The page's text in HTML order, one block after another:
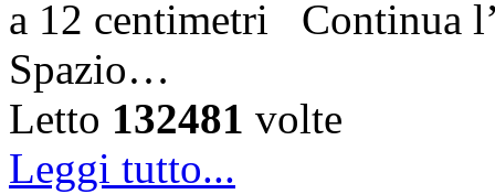
a 12 centimetri Continua
Spazio…
Letto 132481 volte
Leggi tutto...